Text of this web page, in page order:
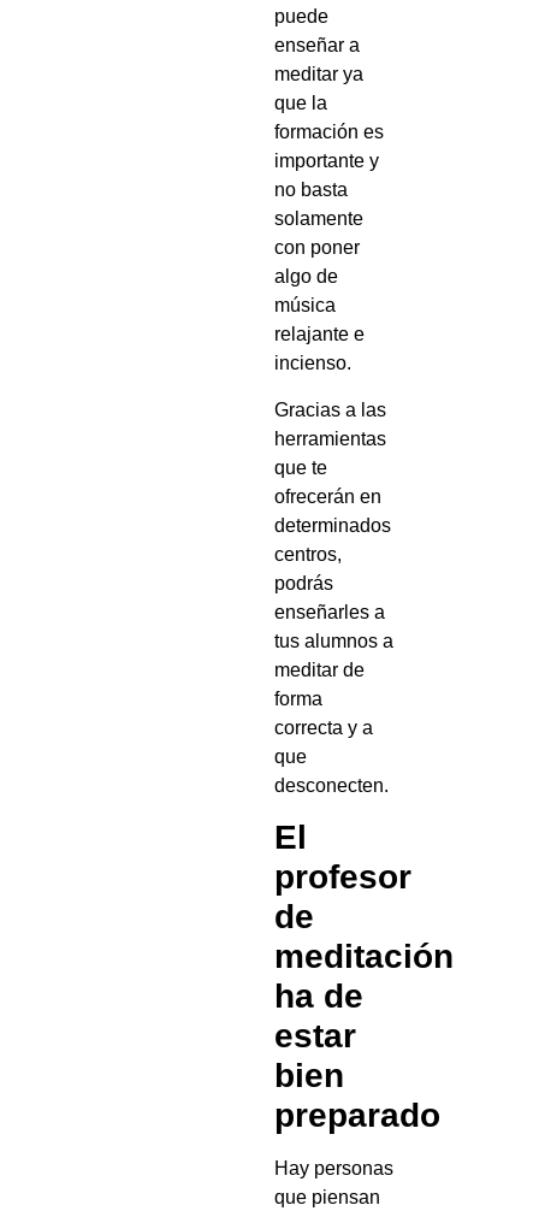
puede
enseñar a
meditar ya
que la
formación es
importante y
no basta
solamente
con poner
algo de
música
relajante e
incienso.
Gracias a las
herramientas
que te
ofrecerán en
determinados
centros,
podrás
enseñarles a
tus alumnos a
meditar de
forma
correcta y a
que
desconecten.
El
profesor
de
meditación
ha de
estar
bien
preparado
Hay personas
que piensan